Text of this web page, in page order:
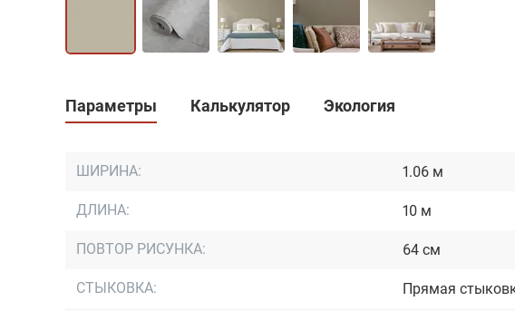
Параметры Калькулятор Экология
ШИРИНА: 1.06 м
ДЛИНА: 10 м
ПОВТОР РИСУНКА: 64 см
СТЫКОВКА: Прямая